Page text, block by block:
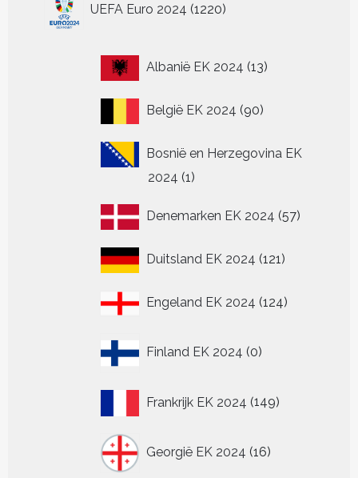
UEFA Euro 2024 1220
producten
Albanië EK 2024 1313
België EK 2024 9090
Bosnië en Herzegovina EK
2024 11
Denemarken EK 2024 5757
Duitsland EK 2024 121121
Engeland EK 2024 124124
Finland EK 2024 0
producten
Frankrijk EK 2024 149149
Georgië EK 2024 16
producten